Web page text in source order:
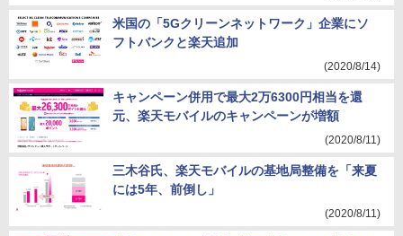
米国の「5Gクリーンネットワーク」企業にソ
フトバンクと楽天追加
(2020/8/14)
キャンペーン併用で最大2万6300円相当を還
元、楽天モバイルのキャンペーンが増額
(2020/8/11)
三木谷氏、楽天モバイルの基地局整備を「来夏
には5年、前倒し」
(2020/8/11)